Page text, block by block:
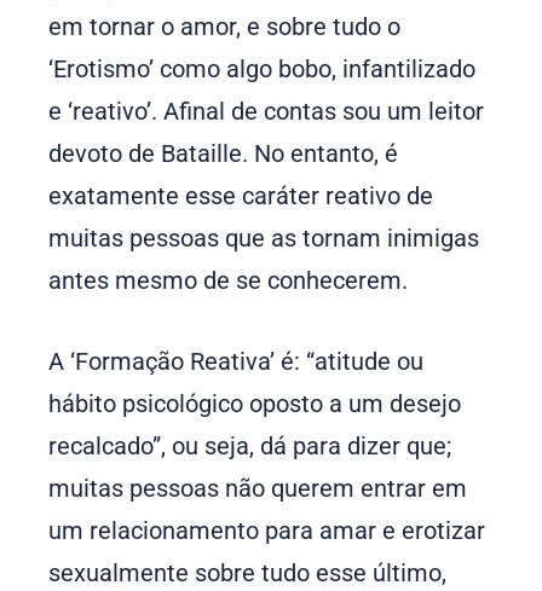
em tornar o amor, e sobre tudo o
‘Erotismo’ como algo bobo, infantilizado
e ‘reativo’. Afinal de contas sou um leitor
devoto de Bataille. No entanto, é
exatamente esse caráter reativo de
muitas pessoas que as tornam inimigas
antes mesmo de se conhecerem.
A ‘Formação Reativa’ é: “atitude ou
hábito psicológico oposto a um desejo
recalcado”, ou seja, dá para dizer que;
muitas pessoas não querem entrar em
um relacionamento para amar e erotizar
sexualmente sobre tudo esse último,